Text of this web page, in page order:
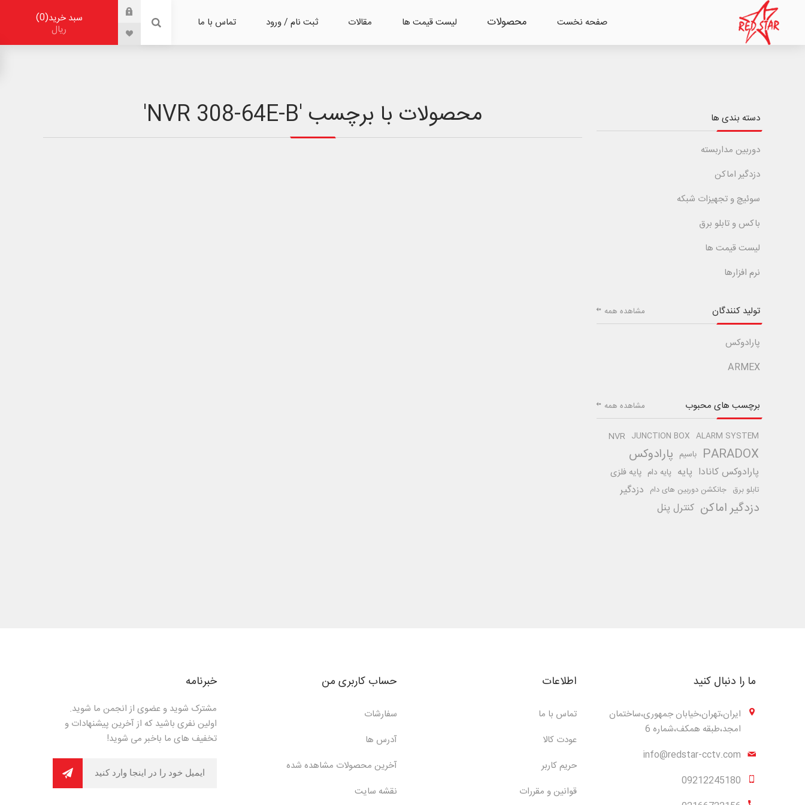
صفحه نخست محصولات لیست قیمت ها مقالات ثبت نام / ورود تماس با ما سبد خرید 0
ریال
محصولات با برچسب 'NVR 308-64E-B' دسته بندی ها
دوربین مداربسته
دزدگیر اماکن
سوئیچ و تجهیزات شبکه
باکس و تابلو برق
لیست قیمت ها
نرم افزارها
تولید کنندگان
پارادوکس
ARMEX
مشاهده همه
برچسب های محبوب
ALARM SYSTEM
JUNCTION BOX
NVR
PARADOX باسیم پارادوکس
پارادوکس کانادا پایه پایه دام پایه فلزی
تابلو برق جانکشن دوربین های دام دزدگیر
دزدگیر اماکن کنترل پنل
مشاهده همه
ما را دنبال کنید
ایران،تهران،خیابان جمهوری،ساختمان
امجد،طبقه همکف،شماره 6
info@redstar-cctv.com
09212245180
اطلاعات
تماس با ما
عودت کالا
حریم کاربر
قوانین و مقررات
حساب کاربری من
سفارشات
آدرس ها
آخرین محصولات مشاهده شده
نقشه سایت
خبرنامه
مشترک شوید و عضوی از انجمن ما شوید.
اولین نفری باشید که از آخرین پیشنهادات و
تخفیف های ما باخبر می شوید!